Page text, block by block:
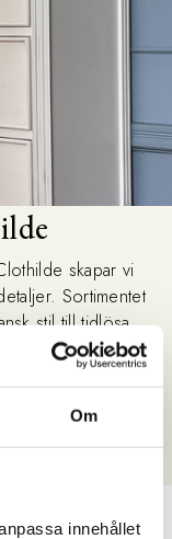
Om
innehållet
skapar vi
Sortimentet
stil till tidlösa,
för alla rum,
belysning
heminredning.